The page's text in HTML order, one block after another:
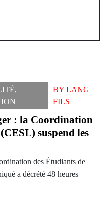
,
BYLANG
FILS
: la Coordination
suspend les
des Étudiants de
a décrété 48 heures